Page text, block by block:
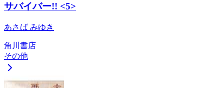
サバイバー!! <5>
あさば みゆき
角川書店
その他